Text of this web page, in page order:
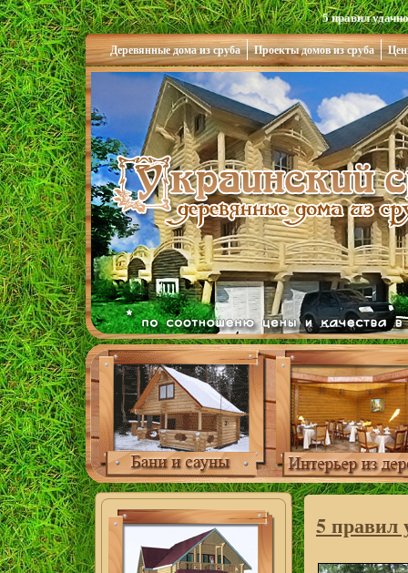
5 правил
Деревянные дома из сруба Проекты домов из сруба
5 правил